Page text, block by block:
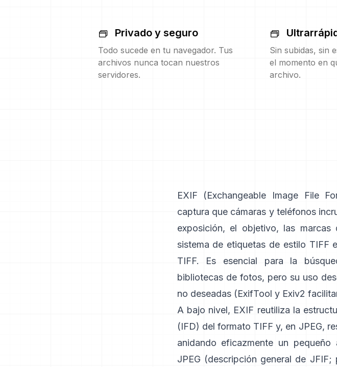
Privado y seguro
Todo sucede en tu navegador. Tus
archivos nunca tocan nuestros
servidores.
Sin subidas, sin
el momento en
archivo.
EXIF (Exchangeable Image File
captura que cámaras y teléfonos
exposición, el objetivo, las
sistema de etiquetas de estilo TIFF
TIFF. Es esencial para la
bibliotecas de fotos, pero su uso
no deseadas (ExifTool y Exiv2
A bajo nivel, EXIF reutiliza la
(IFD) del formato TIFF y, en JPEG,
anidando eficazmente un
JPEG (descripción general de JFIF;